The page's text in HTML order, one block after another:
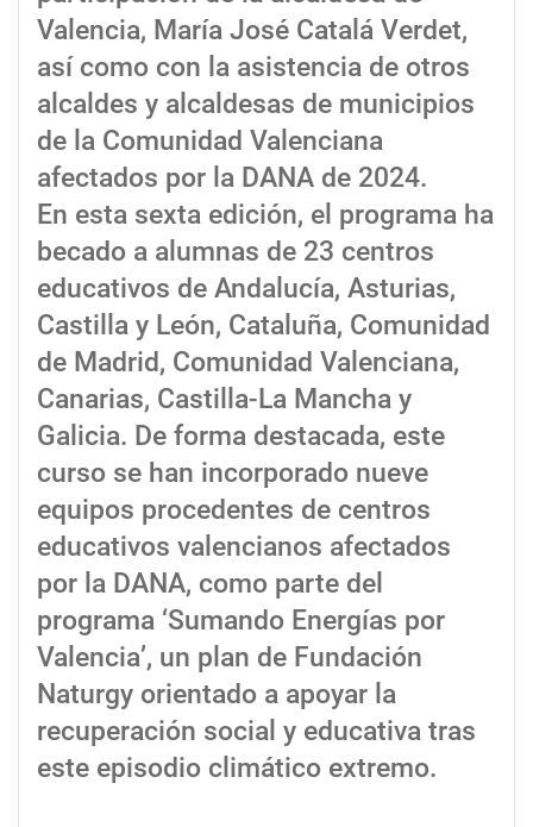
Valencia, María José Catalá Verdet,
así como con la asistencia de otros
alcaldes y alcaldesas de municipios
de la Comunidad Valenciana
afectados por la DANA de 2024.
En esta sexta edición, el programa ha
becado a alumnas de 23 centros
educativos de Andalucía, Asturias,
Castilla y León, Cataluña, Comunidad
de Madrid, Comunidad Valenciana,
Canarias, Castilla-La Mancha y
Galicia. De forma destacada, este
curso se han incorporado nueve
equipos procedentes de centros
educativos valencianos afectados
por la DANA, como parte del
programa ‘Sumando Energías por
Valencia’, un plan de Fundación
Naturgy orientado a apoyar la
recuperación social y educativa tras
este episodio climático extremo.